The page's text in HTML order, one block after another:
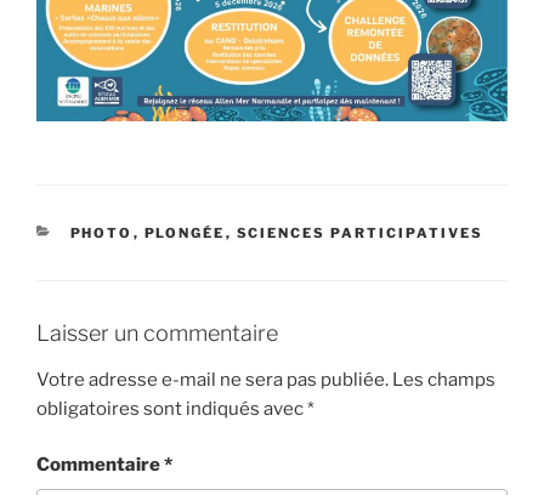
CATÉGORIES
PHOTO , PLONGÉE , SCIENCES PARTICIPATIVES
Laisser un commentaire
Votre adresse e-mail ne sera pas publiée. Les champs
obligatoires sont indiqués avec*
Commentaire*